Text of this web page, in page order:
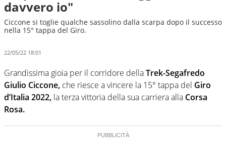
davvero io"
Ciccone si toglie qualche sassolino dalla scarpa dopo il successo
nella 15° tappa del Giro.
22/05/22 18:01
Grandissima gioia per il corridore dellaTrek-Segafredo
Giulio Ciccone, che riesce a vincere la 15° tappa del Giro
d’Italia 2022, la terza vittoria della sua carriera alla Corsa
Rosa.